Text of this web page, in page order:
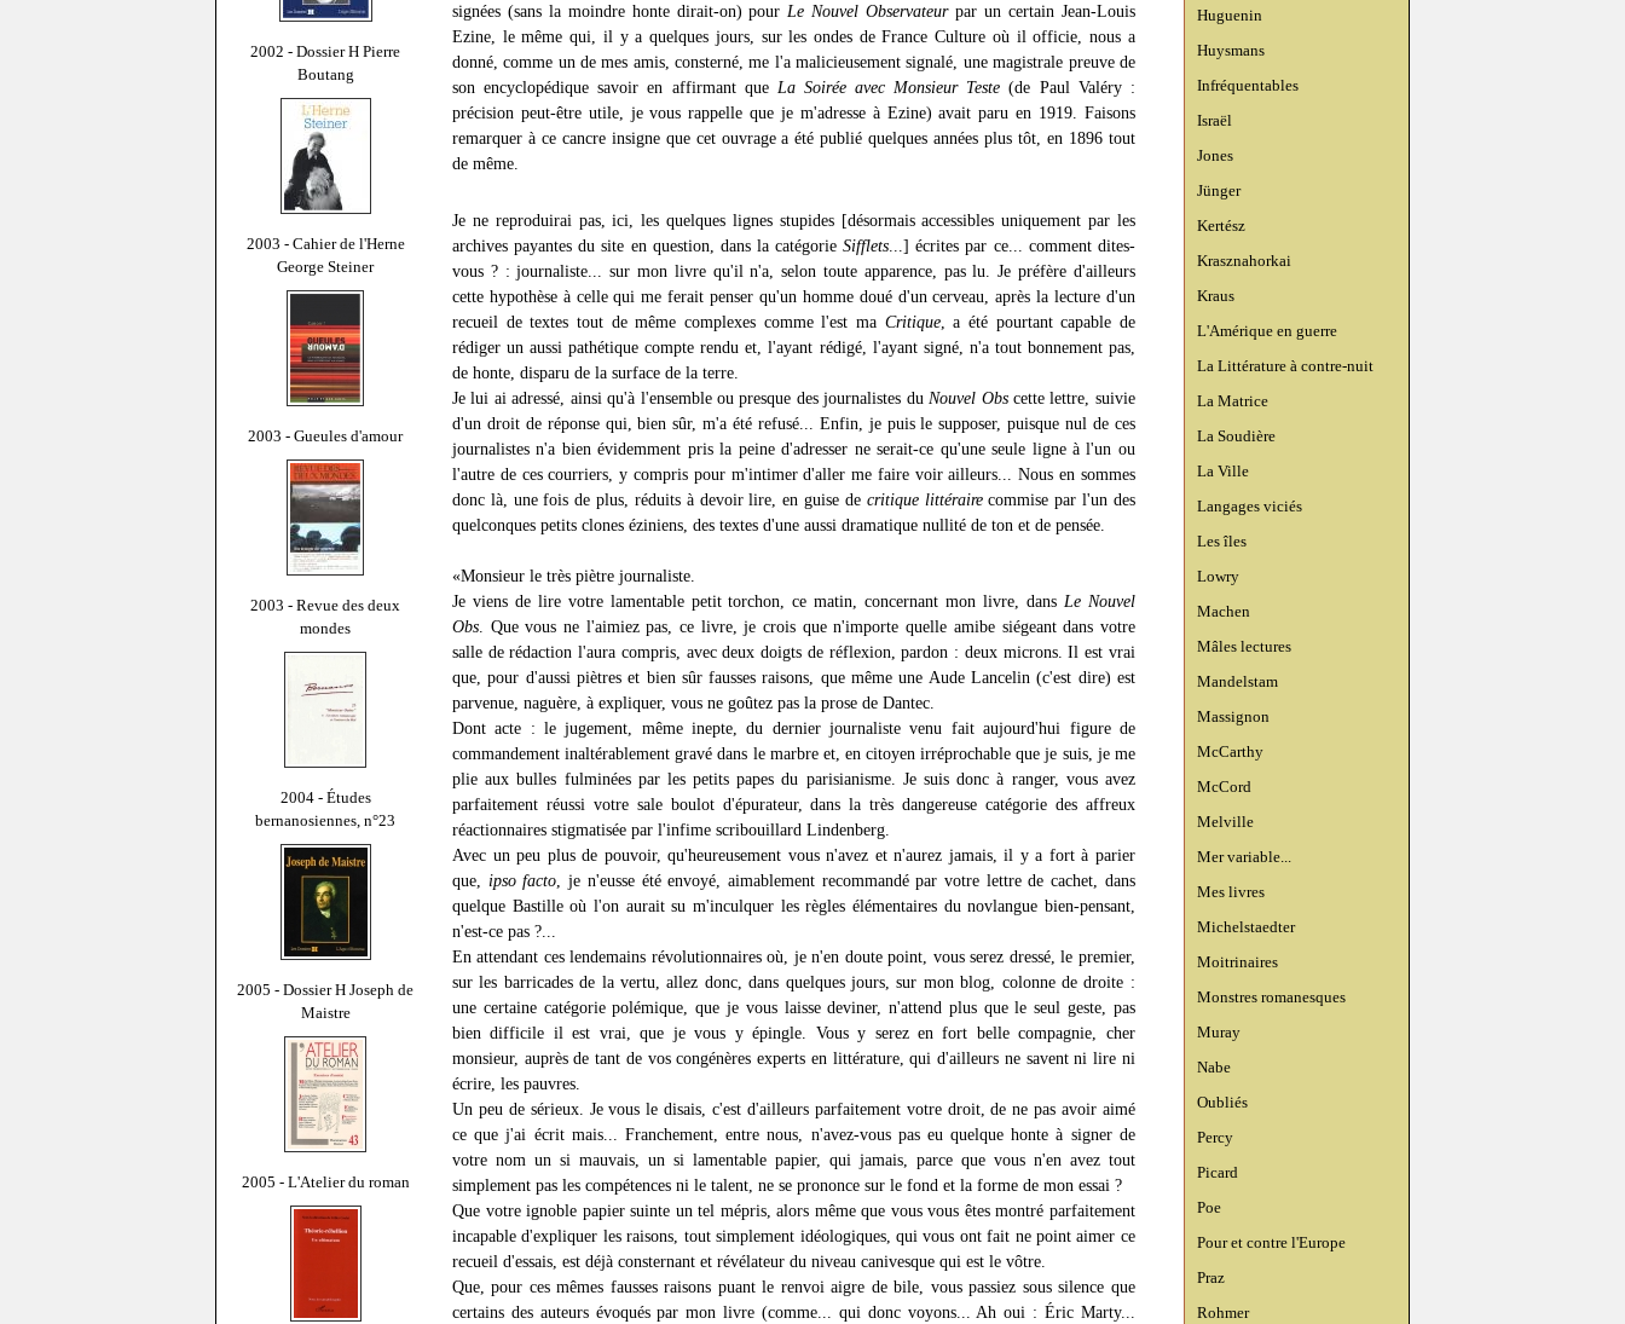
2002 - Dossier H Pierre
Boutang
2003 - Cahier de l'Herne
George Steiner
2003 - Gueules d'amour
2003 - Revue des deux
mondes
2004 - Études
bernanosiennes, n°23
2005 - Dossier H Joseph de
Maistre
2005 - L'Atelier du roman
Huguenin
Huysmans
Infréquentables
Israël
Jones
Jünger
Kertész
Krasznahorkai
Kraus
L'Amérique en guerre
La Littérature à contre-nuit
La Matrice
La Soudière
La Ville
Langages viciés
Les îles
Lowry
Machen
Mâles lectures
Mandelstam
Massignon
McCarthy
McCord
Melville
Mer variable...
Mes livres
Michelstaedter
Moitrinaires
Monstres romanesques
Muray
Nabe
Oubliés
Percy
Picard
Poe
Pour et contre l'Europe
Praz
Rohmer
signées (sans la moindre honte dirait-on) pour Le Nouvel Observateurpar un certain Jean-Louis
Ezine, le même qui, il y a quelques jours, sur les ondes de France Culture où il officie, nous a
donné, comme un de mes amis, consterné, me l'a malicieusement signalé, une magistrale preuve de
son encyclopédique savoir en affirmant que La Soirée avec Monsieur Teste (de Paul Valéry :
précision peut-être utile, je vous rappelle que je m'adresse à Ezine) avait paru en 1919. Faisons
remarquer à ce cancre insigne que cet ouvrage a été publié quelques années plus tôt, en 1896 tout
de même.
Je ne reproduirai pas, ici, les quelques lignes stupides [désormais accessibles uniquement par les
archives payantes du site en question, dans la catégorieSifflets ...] écrites par ce... comment dites-
vous ? : journaliste... sur mon livre qu'il n'a, selon toute apparence, pas lu. Je préfère d'ailleurs
cette hypothèse à celle qui me ferait penser qu'un homme doué d'un cerveau, après la lecture d'un
recueil de textes tout de même complexes comme l'est ma Critique, a été pourtant capable de
rédiger un aussi pathétique compte rendu et, l'ayant rédigé, l'ayant signé, n'a tout bonnement pas,
de honte, disparu de la surface de la terre.
Je lui ai adressé, ainsi qu'à l'ensemble ou presque des journalistes du Nouvel Obscette lettre, suivie
d'un droit de réponse qui, bien sûr, m'a été refusé... Enfin, je puis le supposer, puisque nul de ces
journalistes n'a bien évidemment pris la peine d'adresser ne serait-ce qu'une seule ligne à l'un ou
l'autre de ces courriers, y compris pour m'intimer d'aller me faire voir ailleurs... Nous en sommes
donc là, une fois de plus, réduits à devoir lire, en guise de critique littérairecommise par l'un des
quelconques petits clones éziniens, des textes d'une aussi dramatique nullité de ton et de pensée.
«Monsieur le très piètre journaliste.
Je viens de lire votre lamentable petit torchon, ce matin, concernant mon livre, dans Le Nouvel
Obs . Que vous ne l'aimiez pas, ce livre, je crois que n'importe quelle amibe siégeant dans votre
salle de rédaction l'aura compris, avec deux doigts de réflexion, pardon : deux microns. Il est vrai
que, pour d'aussi piètres et bien sûr fausses raisons, que même une Aude Lancelin (c'est dire) est
parvenue, naguère, à expliquer, vous ne goûtez pas la prose de Dantec.
Dont acte : le jugement, même inepte, du dernier journaliste venu fait aujourd'hui figure de
commandement inaltérablement gravé dans le marbre et, en citoyen irréprochable que je suis, je me
plie aux bulles fulminées par les petits papes du parisianisme. Je suis donc à ranger, vous avez
parfaitement réussi votre sale boulot d'épurateur, dans la très dangereuse catégorie des affreux
réactionnaires stigmatisée par l'infime scribouillard Lindenberg.
Avec un peu plus de pouvoir, qu'heureusement vous n'avez et n'aurez jamais, il y a fort à parier
que, ipso facto , je n'eusse été envoyé, aimablement recommandé par votre lettre de cachet, dans
quelque Bastille où l'on aurait su m'inculquer les règles élémentaires du novlangue bien-pensant,
n'est-ce pas ?...
En attendant ces lendemains révolutionnaires où, je n'en doute point, vous serez dressé, le premier,
sur les barricades de la vertu, allez donc, dans quelques jours, sur mon blog, colonne de droite :
une certaine catégorie polémique, que je vous laisse deviner, n'attend plus que le seul geste, pas
bien difficile il est vrai, que je vous y épingle. Vous y serez en fort belle compagnie, cher
monsieur, auprès de tant de vos congénères experts en littérature, qui d'ailleurs ne savent ni lire ni
écrire, les pauvres.
Un peu de sérieux. Je vous le disais, c'est d'ailleurs parfaitement votre droit, de ne pas avoir aimé
ce que j'ai écrit mais... Franchement, entre nous, n'avez-vous pas eu quelque honte à signer de
votre nom un si mauvais, un si lamentable papier, qui jamais, parce que vous n'en avez tout
simplement pas les compétences ni le talent, ne se prononce sur le fond et la forme de mon essai ?
Que votre ignoble papier suinte un tel mépris, alors même que vous vous êtes montré parfaitement
incapable d'expliquer les raisons, tout simplement idéologiques, qui vous ont fait ne point aimer ce
recueil d'essais, est déjà consternant et révélateur du niveau canivesque qui est le vôtre.
Que, pour ces mêmes fausses raisons puant le renvoi aigre de bile, vous passiez sous silence que
certains des auteurs évoqués par mon livre (comme... qui donc voyons... Ah oui : Éric Marty...